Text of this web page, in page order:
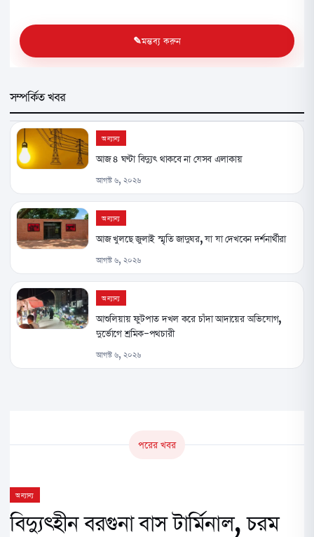
মন্তব্য করুন
সম্পর্কিত খবর
অন্যান্য
আজ ৪ ঘণ্টা বিদ্যুৎ থাকবে না যেসব এলাকায়
আগস্ট ৬, ২০২৬
অন্যান্য
আজ খুলছে জুলাই স্মৃতি জাদুঘর, যা যা দেখবেন দর্শনার্থীরা
আগস্ট ৬, ২০২৬
অন্যান্য
আশুলিয়ায় ফুটপাত দখল করে চাঁদা আদায়ের অভিযোগ,
দুর্ভোগে শ্রমিক-পথচারী
আগস্ট ৬, ২০২৬
পরের খবর
অন্যান্য
বিদ্যুৎহীন বরগুনা বাস টার্মিনাল, চরম